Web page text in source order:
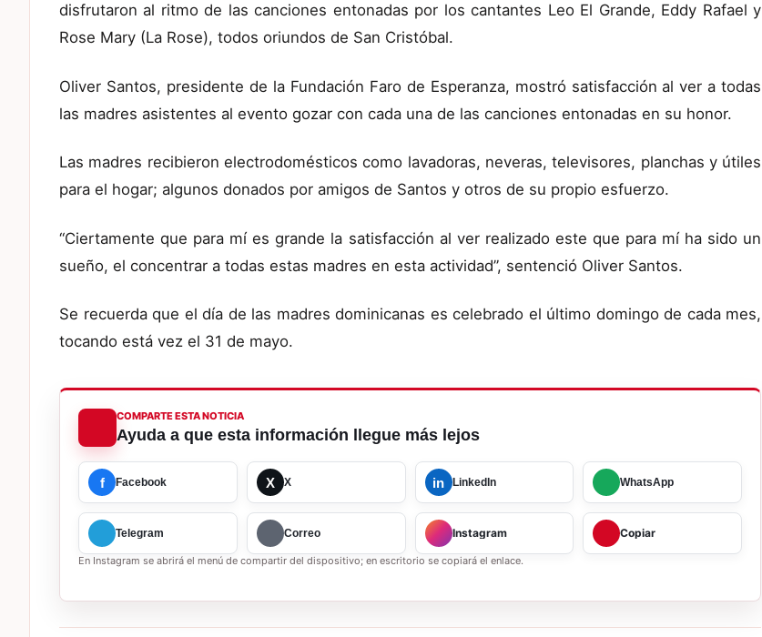
disfrutaron al ritmo de las canciones entonadas por los cantantes Leo El Grande, Eddy Rafael y
Rose Mary (La Rose), todos oriundos de San Cristóbal.
Oliver Santos, presidente de la Fundación Faro de Esperanza, mostró satisfacción al ver a todas
las madres asistentes al evento gozar con cada una de las canciones entonadas en su honor.
Las madres recibieron electrodomésticos como lavadoras, neveras, televisores, planchas y útiles
para el hogar; algunos donados por amigos de Santos y otros de su propio esfuerzo.
“Ciertamente que para mí es grande la satisfacción al ver realizado este que para mí ha sido un
sueño, el concentrar a todas estas madres en esta actividad”, sentenció Oliver Santos.
Se recuerda que el día de las madres dominicanas es celebrado el último domingo de cada mes,
tocando está vez el 31 de mayo.
COMPARTE ESTA NOTICIA
Ayuda a que esta información llegue más lejos
f Facebook X X in LinkedIn WhatsApp
Telegram Correo Instagram Copiar
En Instagram se abrirá el menú de compartir del dispositivo; en escritorio se copiará el enlace.